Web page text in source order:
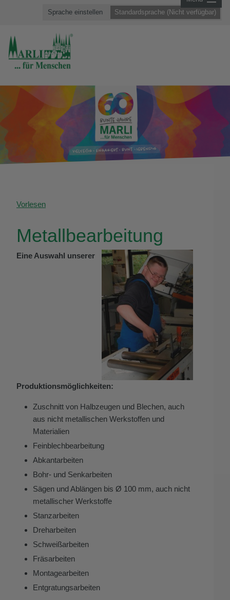
Sprache einstellen Standardsprache (Nicht verfügbar)
Vorlesen
Metallbearbeitung
Eine Auswahl unserer
Produktionsmöglichkeiten:
Zuschnitt von Halbzeugen und Blechen, auch
aus nicht metallischen Werkstoffen und
Materialien
Feinblechbearbeitung
Abkantarbeiten
Bohr- und Senkarbeiten
Sägen und Ablängen bis Ø 100 mm, auch nicht
metallischer Werkstoffe
Stanzarbeiten
Dreharbeiten
Schweißarbeiten
Fräsarbeiten
Montagearbeiten
Entgratungsarbeiten